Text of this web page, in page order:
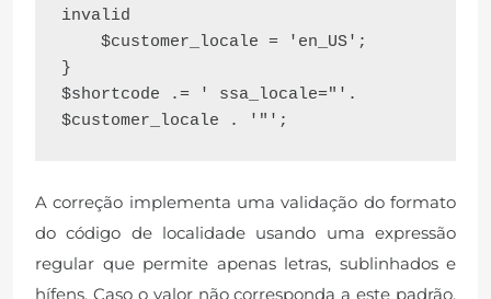
invalid
}
$shortcode .= ' ssa_locale="'.
A correção implementa uma validação do formato
do código de localidade usando uma expressão
regular que permite apenas letras, sublinhados e
hífens. Caso o valor não corresponda a este padrão,